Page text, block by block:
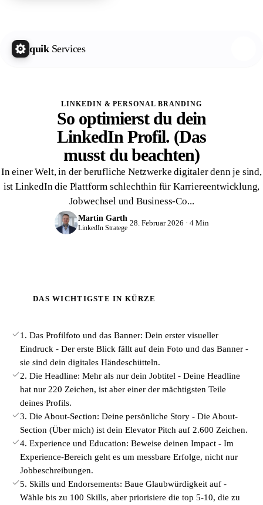
quik Services
LINKEDIN & PERSONAL BRANDING
So optimierst du dein
LinkedIn Profil. (Das
musst du beachten)
In einer Welt, in der berufliche Netzwerke digitaler denn je sind,
ist LinkedIn die Plattform schlechthin für Karriereentwicklung,
Jobwechsel und Business-Co...
Martin Garth
LinkedIn Stratege
28. Februar 2026 · 4 Min
DAS WICHTIGSTE IN KÜRZE
1. Das Profilfoto und das Banner: Dein erster visueller
Eindruck - Der erste Blick fällt auf dein Foto und das Banner -
sie sind dein digitales Händeschütteln.
2. Die Headline: Mehr als nur dein Jobtitel - Deine Headline
hat nur 220 Zeichen, ist aber einer der mächtigsten Teile
deines Profils.
3. Die About-Section: Deine persönliche Story - Die About-
Section (Über mich) ist dein Elevator Pitch auf 2.600 Zeichen.
4. Experience und Education: Beweise deinen Impact - Im
Experience-Bereich geht es um messbare Erfolge, nicht nur
Jobbeschreibungen.
5. Skills und Endorsements: Baue Glaubwürdigkeit auf -
Wähle bis zu 100 Skills, aber priorisiere die top 5-10, die zu